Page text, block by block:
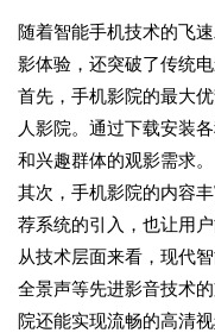
随着智能手机技术的飞
影体验，还突破了传统
首先，手机影院的最大
人影院。通过下载安装
和兴趣群体的观影需求。
其次，手机影院的内容
荐系统的引入，也让用
从技术层面来看，现代
全景声等先进影音技术
院还能实现流畅的高清